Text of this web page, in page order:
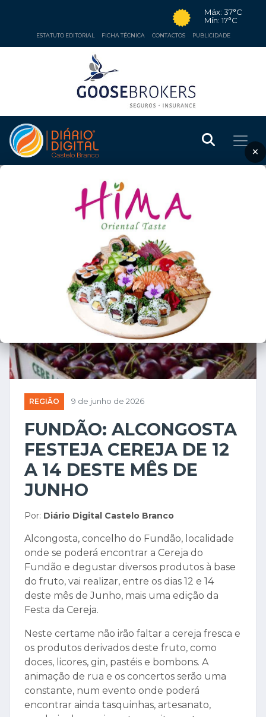
Máx: 37°C
Mín: 17°C
ESTATUTO EDITORIAL FICHA TÉCNICA CONTACTOS PUBLICIDADE
×
REGIÃO 9 de junho de 2026
FUNDÃO: ALCONGOSTA
FESTEJA CEREJA DE 12
A 14 DESTE MÊS DE
JUNHO
Por: Diário Digital Castelo Branco
Alcongosta, concelho do Fundão, localidade
onde se poderá encontrar a Cereja do
Fundão e degustar diversos produtos à base
do fruto, vai realizar, entre os dias 12 e 14
deste mês de Junho, mais uma edição da
Festa da Cereja.
Neste certame não irão faltar a cereja fresca e
os produtos derivados deste fruto, como
doces, licores, gin, pastéis e bombons. A
animação de rua e os concertos serão uma
constante, num evento onde poderá
encontrar ainda tasquinhas, artesanato,